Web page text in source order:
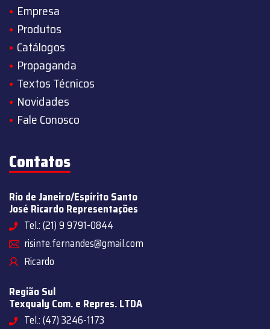
Empresa
Produtos
Catálogos
Propaganda
Textos Técnicos
Novidades
Fale Conosco
Contatos
Rio de Janeiro/Espírito Santo
José Ricardo Representações
Tel.: (21) 9 9791-0844
risinte.fernandes@gmail.com
Ricardo
Região Sul
Texqualy Com. e Repres. LTDA
Tel.: (47) 3246-1173